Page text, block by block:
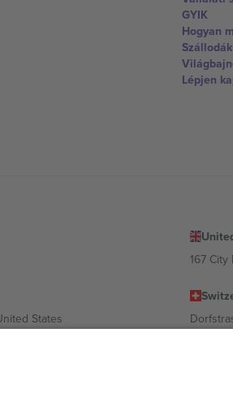
GYIK
Hogyan
Szállodák
Lépjen
167
States